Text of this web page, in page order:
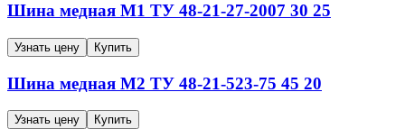
Шина медная М1 ТУ 48-21-27-2007 30 25
Узнать цену Купить
Шина медная М2 ТУ 48-21-523-75 45 20
Узнать цену Купить